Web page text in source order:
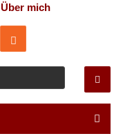
Über mich